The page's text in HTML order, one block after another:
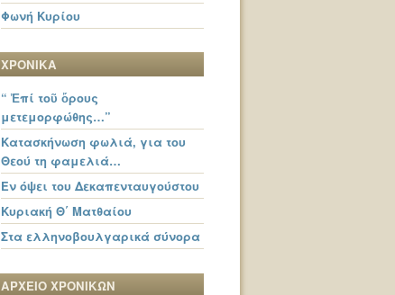
Φωνή Κυρίου
ΧΡΟΝΙΚΑ
“ Ἐπί τοῦ ὄρους
μετεμορφώθης…”
Κατασκήνωση φωλιά, για του
Θεού τη φαμελιά…
Εν όψει του Δεκαπενταυγούστου
Κυριακή Θ΄ Ματθαίου
Στα ελληνοβουλγαρικά σύνορα
ΑΡΧΕΙΟ ΧΡΟΝΙΚΩΝ